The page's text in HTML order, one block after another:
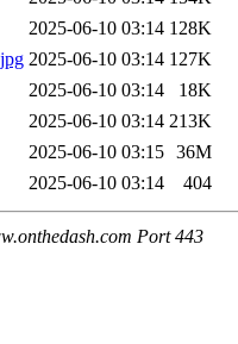
2025-06-10 03:14 128K
2025-06-10 03:14 127K
2025-06-10 03:14
18K
2025-06-10 03:14 213K
2025-06-10 03:15 36M
2025-06-10 03:14 404
Port 443